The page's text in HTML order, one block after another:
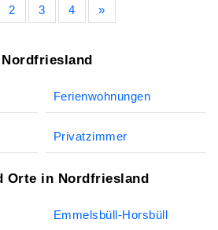
2 3 4 »
Ferienwohnungen
Privatzimmer
Orte in Nordfriesland
Emmelsbüll-Horsbüll